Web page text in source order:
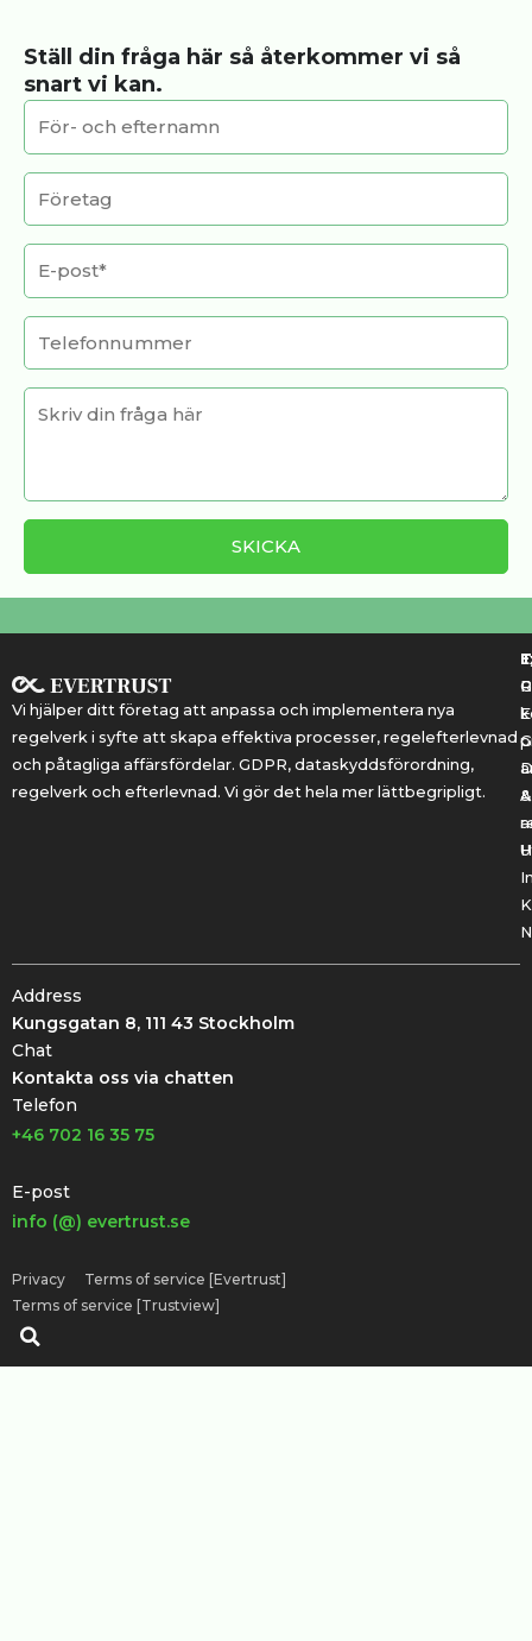
Ställ din fråga här så återkommer vi så
snart vi kan.
Vi hjälper ditt företag att anpassa och implementera nya
regelverk i syfte att skapa effektiva processer, regelefterlevnad
och påtagliga affärsfördelar. GDPR, dataskyddsförordning,
regelverk och efterlevnad. Vi gör det hela mer lättbegripligt.
&
Address
Kungsgatan 8, 111 43 Stockholm
Chat
Kontakta oss via chatten
Telefon
+46 702 16 35 75
E-post
info (@) evertrust.se
Privacy
Terms of service [Evertrust]
Terms of service [Trustview]
Sök